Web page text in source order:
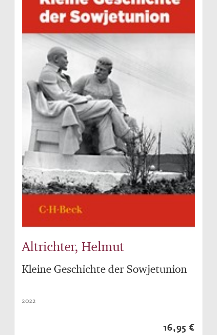
Altrichter, Helmut
Kleine Geschichte der Sowjetunion
2022
16,95 €